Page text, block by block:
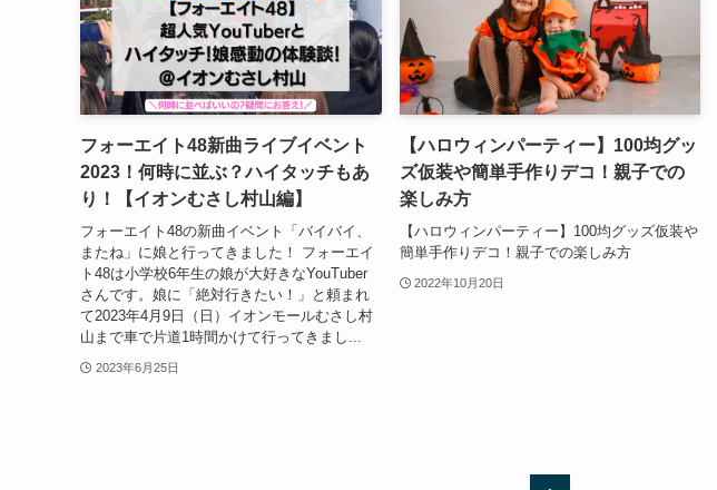
フォーエイト48新曲ライブイベント
2023！何時に並ぶ？ハイタッチもあ
り！【イオンむさし村山編】
フォーエイト48の新曲イベント「バイバイ、
またね」に娘と行ってきました！ フォーエイ
ト48は小学校6年生の娘が大好きなYouTuber
さんです。娘に「絶対行きたい！」と頼まれ
て2023年4月9日（日）イオンモールむさし村
山まで車で片道1時間かけて行ってきまし...
2023年6月25日
【ハロウィンパーティー】100均グッ
ズ仮装や簡単手作りデコ！親子での
楽しみ方
【ハロウィンパーティー】100均グッズ仮装や
簡単手作りデコ！親子での楽しみ方
2022年10月20日